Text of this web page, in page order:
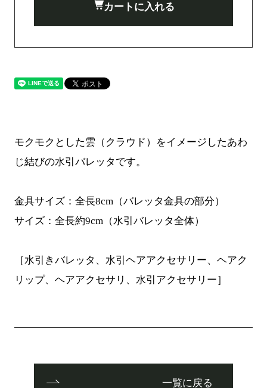
モクモクとした雲（クラウド）をイメージしたあわ
じ結びの水引バレッタです。
金具サイズ：全長8cm（バレッタ金具の部分）
サイズ：全長約9cm（水引バレッタ全体）
［水引きバレッタ、水引ヘアアクセサリー、ヘアク
リップ、ヘアアクセサリ、水引アクセサリー］
一覧に戻る
カートに入れる